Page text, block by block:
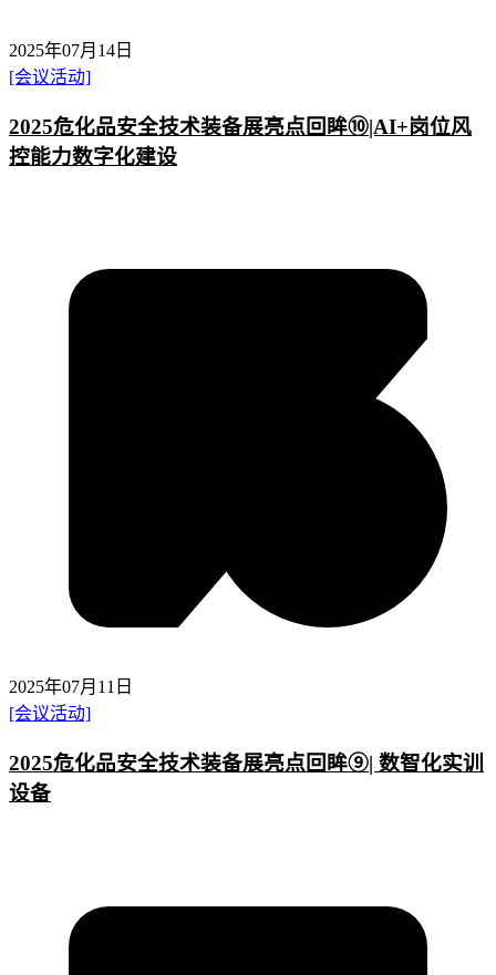
2025年07月14日
[会议活动]
2025危化品安全技术装备展亮点回眸⑩|AI+岗位风
控能力数字化建设
2025年07月11日
[会议活动]
2025危化品安全技术装备展亮点回眸⑨| 数智化实训
设备